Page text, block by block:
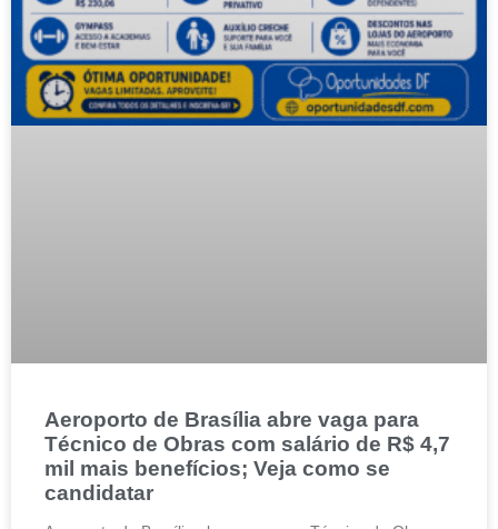
Aeroporto de Brasília abre vaga para
Técnico de Obras com salário de R$ 4,7
mil mais benefícios; Veja como se
candidatar